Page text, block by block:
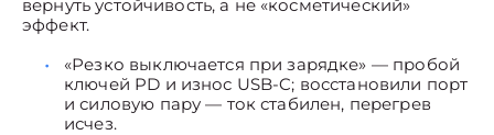
вернуть устойчивость, а не «косметический»
эффект.
«Резко выключается при зарядке» — пробой
ключей PD и износ USB-C; восстановили порт
и силовую пару — ток стабилен, перегрев
исчез.